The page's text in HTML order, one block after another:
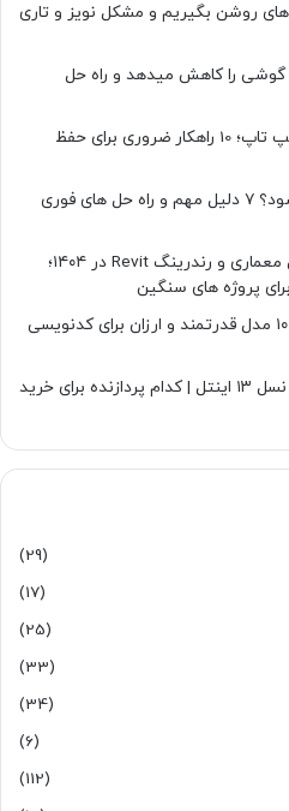
روشن بگیریم و مشکل نویز و تاری
گوشی را کاهش میدهد و راه حل
آموزش جلوگیری از هک شدن لپ تاپ؛ 10 راهکار ضروری برای حفظ
چرا لپتاپ شما ناگهان کند می شود؟ ۷ دلیل مهم و راه حل های فوری
راهنمای خرید لپ تاپ مخصوص معماری و رندرینگ Revit در ۱۴۰۴؛
پروژه های سنگین
لپتاپ برنامه نویسی اقتصادی | ۱۰ مدل قدرتمند و ارزان برای کدنویسی
تفاوت لپتاپ های Core Ultra با نسل ۱۳ اینتل | کدام پردازنده برای خرید
(29)
(17)
(25)
(33)
(34)
(6)
(112)